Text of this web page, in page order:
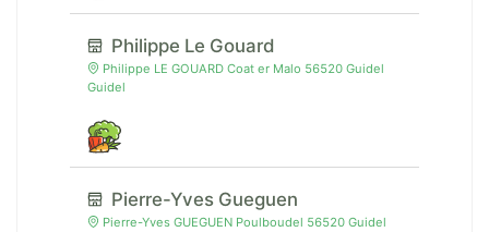
Philippe Le Gouard
Philippe LE GOUARD Coat er Malo 56520 Guidel
Guidel
Pierre-Yves Gueguen
Pierre-Yves GUEGUEN Poulboudel 56520 Guidel